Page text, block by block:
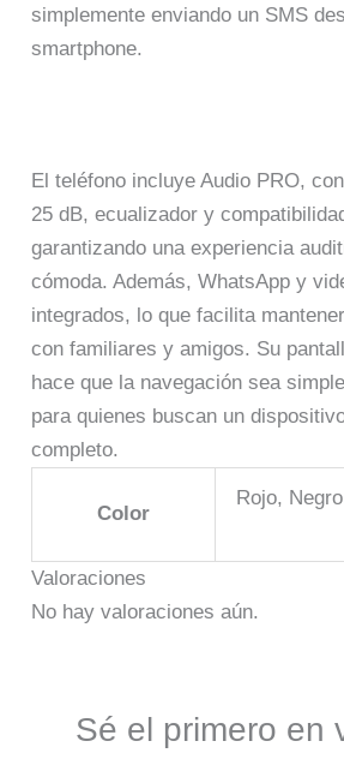
simplemente enviando un SMS
smartphone.
El teléfono incluye Audio PRO,
25 dB, ecualizador y
garantizando una experiencia
cómoda. Además, WhatsApp y
integrados, lo que facilita
con familiares y amigos. Su
hace que la navegación sea
para quienes buscan un
completo.
Color
Rojo, Negro
Valoraciones
No hay valoraciones aún.
Sé el primero en